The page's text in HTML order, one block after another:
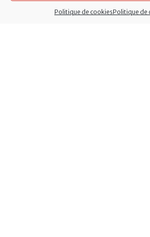
Politique de cookiesPolitique de
Services à l’enfance :
02 40 87 52 44